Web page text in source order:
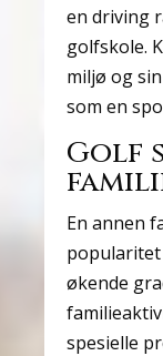
en driving
golfskole.
miljø og
som en
Golf
En annen
popularitet
økende
spesielle